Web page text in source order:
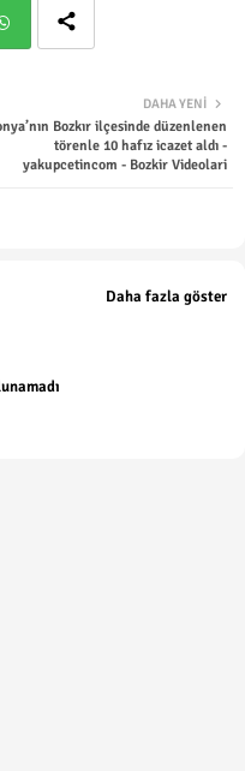
DAHA YENI
Bozkır ilçesinde düzenlenen
törenle 10 hafız icazet aldı -
yakupcetincom - Bozkir Videolari
Daha fazla göster